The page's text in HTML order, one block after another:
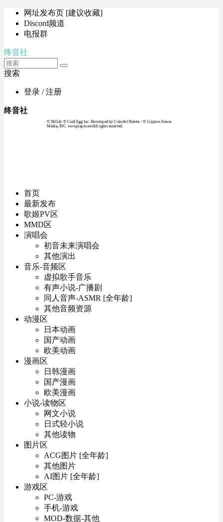
网址发布页 [建议收藏]
Discord频道
电报群
终音社
搜索
登录 / 注册
终音社
© SEGA / © Craft Egg Inc. Developed by Colorful Palette / © Crypton Future
Media, INC. www.piapro.netAll rights reserved.
首页
最新发布
歌姬PV区
MMD区
演唱会
初音未来演唱会
其他演出
音乐-音频区
虚拟歌手音乐
有声小说-广播剧
同人音声-ASMR [全年龄]
其他音频资源
动漫区
日本动画
国产动画
欧美动画
漫画区
日韩漫画
国产漫画
欧美漫画
小说-读物区
网文小说
日式轻小说
其他读物
图片区
ACG图片 [全年龄]
其他图片
AI图片 [全年龄]
游戏区
PC-游戏
手机-游戏
MOD-数据-其他